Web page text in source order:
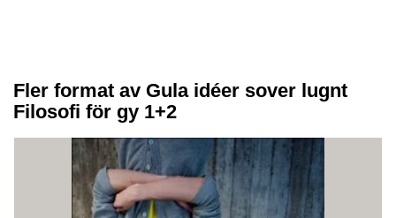
Fler format av Gula idéer sover lugnt
Filosofi för gy 1+2